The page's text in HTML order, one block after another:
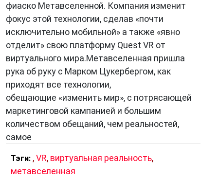
фиаско Метавселенной. Компания изменит
фокус этой технологии, сделав «почти
исключительно мобильной» а также «явно
отделит» свою платформу Quest VR от
виртуального мира.Метавселенная пришла
рука об руку с Марком Цукербергом, как
приходят все технологии,
обещающие «изменить мир», с потрясающей
маркетинговой кампанией и большим
количеством обещаний, чем реальностей,
самое
Тэги: ,VR, виртуальная реальность,
метавселенная